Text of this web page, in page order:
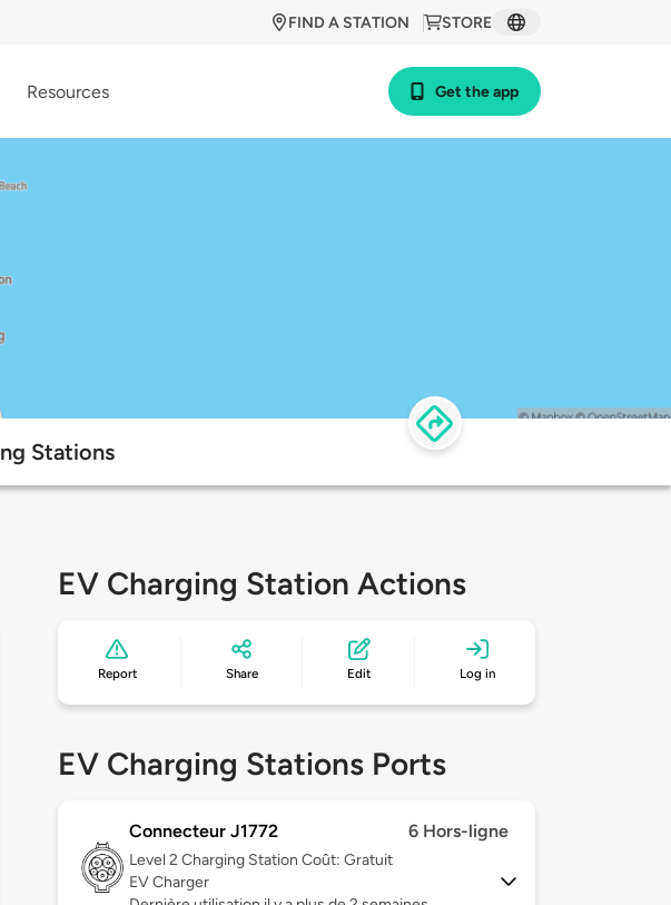
STORE
FIND A STATION
Resources Get the app
Stations
EV Charging Station Actions
Report Share Edit Log in
EV Charging Stations Ports
Connecteur J1772 6 Hors-ligne
Level 2 Charging Station Coût: Gratuit
EV Charger